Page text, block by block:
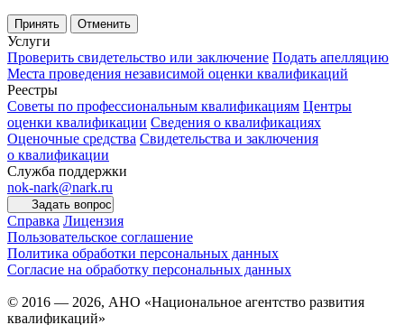
Принять Отменить
Услуги
Проверить свидетельство или заключение Подать апелляцию
Места проведения независимой оценки квалификаций
Реестры
Советы по профессиональным квалификациям Центры
оценки квалификации Сведения о квалификациях
Оценочные средства Свидетельства и заключения
о квалификации
Служба поддержки
nok-nark@nark.ru
Задать вопрос
Справка Лицензия
Пользовательское соглашение
Политика обработки персональных данных
Согласие на обработку персональных данных
© 2016 — 2026, АНО «Национальное агентство развития
квалификаций»